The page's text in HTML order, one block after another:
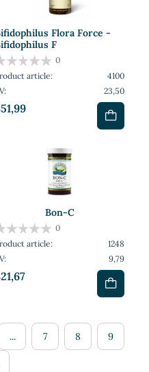
Flora Force -
F
0
article:
4100
23,50
Bon-C
0
article:
1248
9,79
... 7 8 9